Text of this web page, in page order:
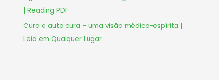
| Reading PDF
Cura e auto cura – uma visão médico-espírita |
Leia em Qualquer Lugar